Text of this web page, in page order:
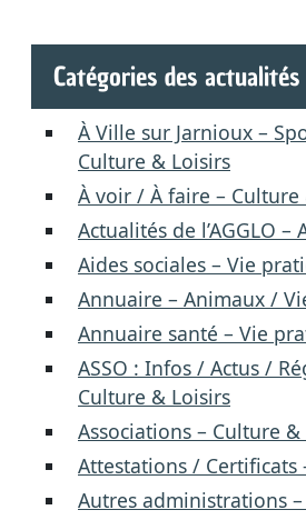
Catégories des actualités
À Ville sur Jarnioux –
Culture & Loisirs
À voir / À faire – Culture
Actualités de l’AGGLO –
Aides sociales – Vie
Annuaire – Animaux /
Annuaire santé – Vie
ASSO : Infos / Actus /
Culture & Loisirs
Associations – Culture
Attestations / Certificats
Autres administrations